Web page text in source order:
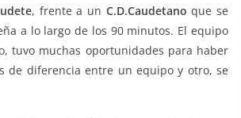
, frente a un C.D.Caudetano que se
a lo largo de los 90 minutos. El equipo
tuvo muchas oportunidades para haber
de diferencia entre un equipo y otro, se